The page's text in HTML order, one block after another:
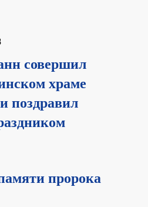
совершил
храме
поздравил
пророка